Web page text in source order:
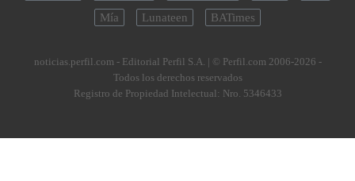
Mía
Lunateen BATimes
noticias.perfil.com - Editorial Perfil S.A. | © Perfil.com 2006-2026 -
Todos los derechos reservados
Registro de Propiedad Intelectual: Nro. 5346433